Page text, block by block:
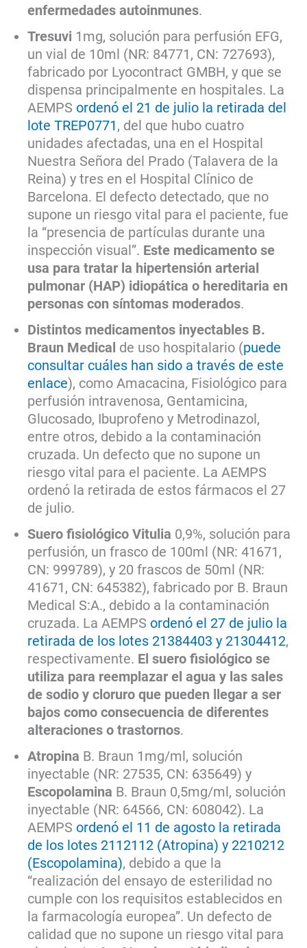
enfermedades autoinmunes.
Tresuvi 1mg, solución para perfusión EFG,
un vial de 10ml (NR: 84771, CN: 727693),
fabricado por Lyocontract GMBH, y que se
dispensa principalmente en hospitales. La
AEMPS ordenó el 21 de julio la retirada del
lote TREP0771, del que hubo cuatro
unidades afectadas, una en el Hospital
Nuestra Señora del Prado (Talavera de la
Reina) y tres en el Hospital Clínico de
Barcelona. El defecto detectado, que no
supone un riesgo vital para el paciente, fue
la “presencia de partículas durante una
inspección visual”. Este medicamento se
usa para tratar la hipertensión arterial
pulmonar (HAP) idiopática o hereditaria en
personas con síntomas moderados.
Distintos medicamentos inyectables B.
Braun Medical de uso hospitalario (puede
consultar cuáles han sido a través de este
enlace), como Amacacina, Fisiológico para
perfusión intravenosa, Gentamicina,
Glucosado, Ibuprofeno y Metrodinazol,
entre otros, debido a la contaminación
cruzada. Un defecto que no supone un
riesgo vital para el paciente. La AEMPS
ordenó la retirada de estos fármacos el 27
de julio.
Suero fisiológico Vitulia 0,9%, solución para
perfusión, un frasco de 100ml (NR: 41671,
CN: 999789), y 20 frascos de 50ml (NR:
41671, CN: 645382), fabricado por B. Braun
Medical S:A., debido a la contaminación
cruzada. La AEMPS ordenó el 27 de julio la
retirada de los lotes 21384403 y 21304412,
respectivamente. El suero fisiológico se
utiliza para reemplazar el agua y las sales
de sodio y cloruro que pueden llegar a ser
bajos como consecuencia de diferentes
alteraciones o trastornos.
Atropina B. Braun 1mg/ml, solución
inyectable (NR: 27535, CN: 635649) y
Escopolamina B. Braun 0,5mg/ml, solución
inyectable (NR: 64566, CN: 608042). La
AEMPS ordenó el 11 de agosto la retirada
de los lotes 2112112 (Atropina) y 2210212
(Escopolamina), debido a que la
“realización del ensayo de esterilidad no
cumple con los requisitos establecidos en
la farmacología europea”. Un defecto de
calidad que no supone un riesgo vital para